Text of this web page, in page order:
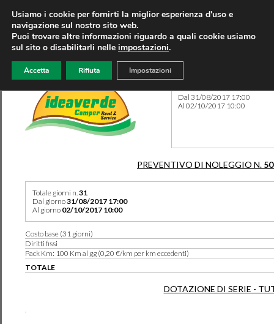
Dal 31/08/2017 17:00
Al 02/10/2017 10:00
PREVENTIVO DI NOLEGGIO N.
Totale giorni n.31
Dal giorno31/08/2017 17:00
Al giorno 02/10/2017 10:00
Costo base (31 giorni)
Diritti fissi
Pack Km: 100 Km al gg (0,20 €/km per km eccedenti)
TOTALE
DOTAZIONE DI SERIE -
.
Usiamo i cookie per fornirti la miglior esperienza d'uso e
navigazione sul nostro sito web.
Puoi trovare altre informazioni riguardo a quali cookie usiamo
sul sito o disabilitarli nelle impostazioni.
Accetta Rifiuta Impostazioni